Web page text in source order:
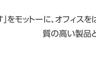
モットーに、オフィス
質の高い製品